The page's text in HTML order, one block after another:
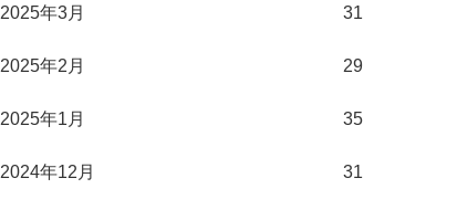
2025年3月 31
2025年2月 29
2025年1月 35
2024年12月 31